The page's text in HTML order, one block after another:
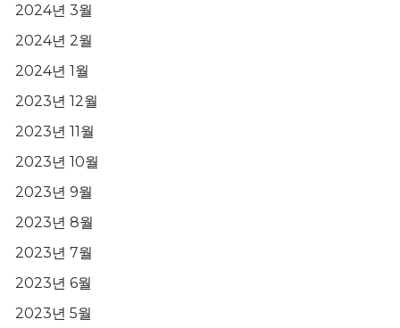
2024년 3월
2024년 2월
2024년 1월
2023년 12월
2023년 11월
2023년 10월
2023년 9월
2023년 8월
2023년 7월
2023년 6월
2023년 5월